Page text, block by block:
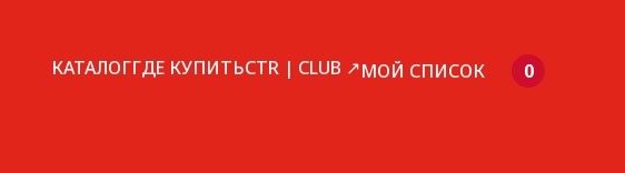
КАТАЛОГГДЕ КУПИТЬCTR | CLUB ↗МОЙ СПИСОК 0